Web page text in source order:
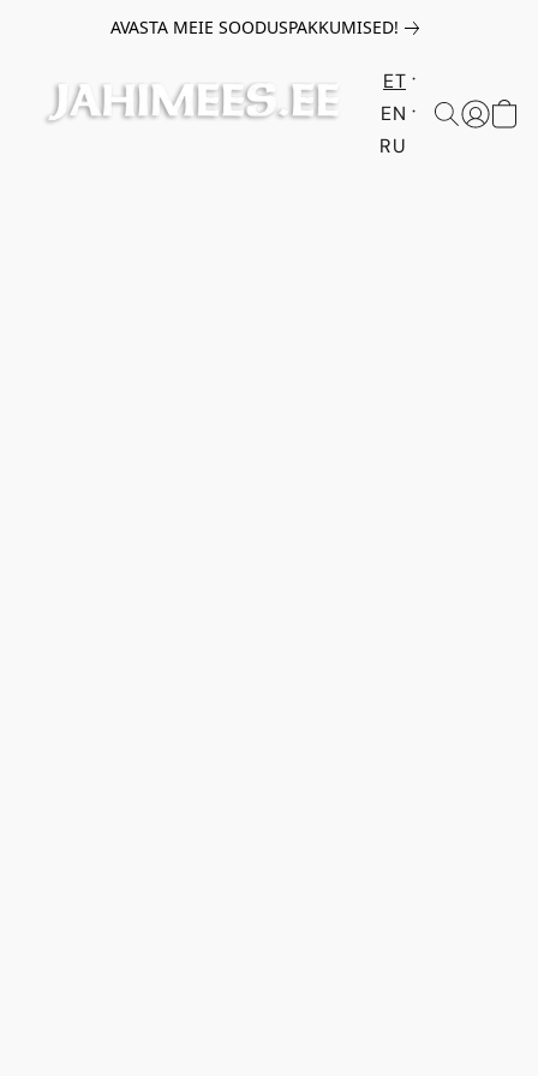
AVASTA MEIE SOODUSPAKKUMISED!
ET
EN
RU